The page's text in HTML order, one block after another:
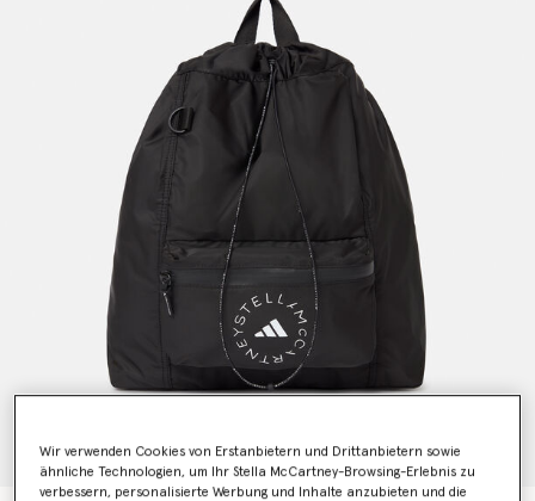
Wir verwenden Cookies von Erstanbietern und Drittanbietern sowie
ähnliche Technologien, um Ihr Stella McCartney-Browsing-Erlebnis zu
verbessern, personalisierte Werbung und Inhalte anzubieten und die